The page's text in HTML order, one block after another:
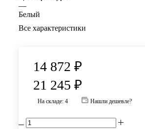
—
Белый
Все характеристики
14 872 ₽
21 245 ₽
На складе: 4 Нашли дешевле?